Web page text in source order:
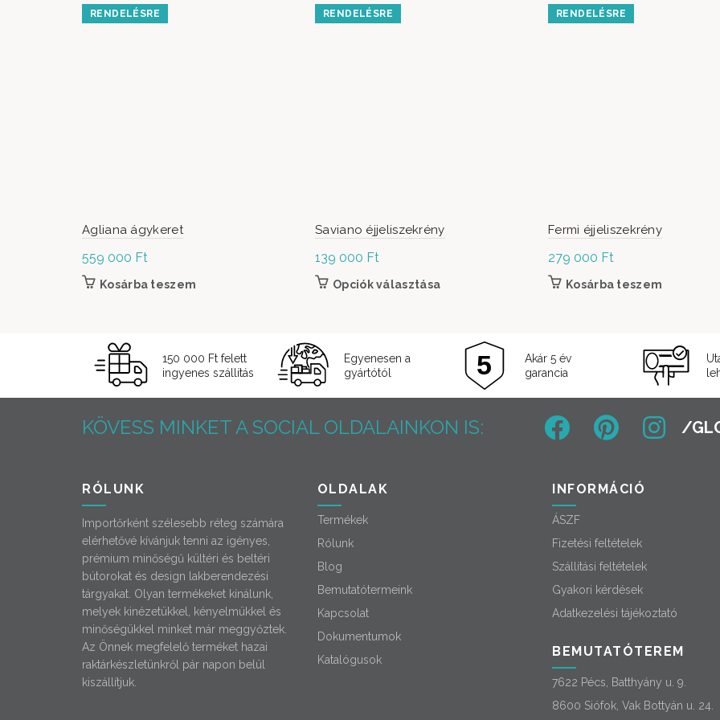
RENDELÉSRE
Agliana ágykeret
559 000 Ft
Kosárba teszem
RENDELÉSRE
Saviano éjjeliszekrény
139 000 Ft
Opciók választása Ennek a terméknek több variációja van. A változatok
RENDELÉSRE
Fermi éjjeliszekrény
279 000 Ft
Kosárba teszem
150 000 Ft felett
ingyenes szállítás
Egyenesen a
gyártótól
Akár 5 év
garancia
KÖVESS MINKET A SOCIAL OLDALAINKON IS:
RÓLUNK
Importőrként szélesebb réteg számára
elérhetővé kívánjuk tenni az igényes,
prémium minőségű kültéri és beltéri
bútorokat és design lakberendezési
tárgyakat. Olyan termékeket kínálunk,
melyek kinézetükkel, kényelmükkel és
minőségükkel minket már meggyőztek.
Az Önnek megfelelő terméket hazai
raktárkészletünkről pár napon belül
kiszállítjuk.
OLDALAK
Termékek
Rólunk
Blog
Bemutatótermeink
Kapcsolat
Dokumentumok
Katalógusok
INFORMÁCIÓ
ÁSZF
Fizetési feltételek
Szállítási feltételek
Gyakori kérdések
Adatkezelési tájékoztató
BEMUTATÓTEREM
7622 Pécs, Batthyány u. 9.
8600 Siófok, Vak Bottyán u. 24.